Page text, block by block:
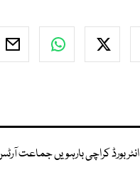
انٹر بورڈ کراچی بارہویں جماعت